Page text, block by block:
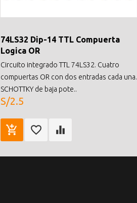
74LS32 Dip-14 TTL Compuerta
Logica OR
Circuito integrado TTL 74LS32. Cuatro
compuertas OR con dos entradas cada una.
SCHOTTKY de baja pote..
S/2.5